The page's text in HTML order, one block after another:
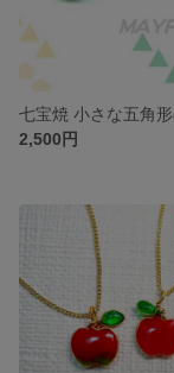
2,500円